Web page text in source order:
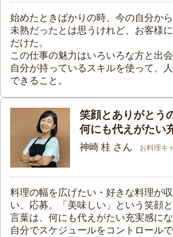
始めたときばかりの時、今の自分か
未熟だったとは思うけれど、お客様
だけた。
この仕事の魅力はいろいろな方と出
自分が持っているスキルを使って、
できること。
笑顔とありがとう
何にも代えがたい
神崎 桂 さん お料理キ
料理の幅を広げたい・好きな料理が
い、応募。「美味しい」という笑顔
言葉は、何にも代えがたい充実感にな
自分でスケジュールをコントロール